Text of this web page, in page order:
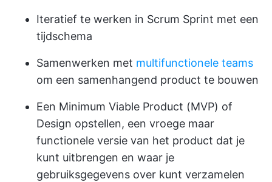
Iteratief te werken in Scrum Sprint met een
tijdschema
Samenwerken met multifunctionele teams
om een samenhangend product te bouwen
Een Minimum Viable Product (MVP) of
Design opstellen, een vroege maar
functionele versie van het product dat je
kunt uitbrengen en waar je
gebruiksgegevens over kunt verzamelen